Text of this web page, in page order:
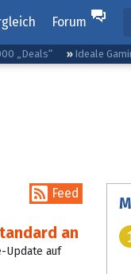
Forum
„Deals“ Ideale
Feed
an
Update auf